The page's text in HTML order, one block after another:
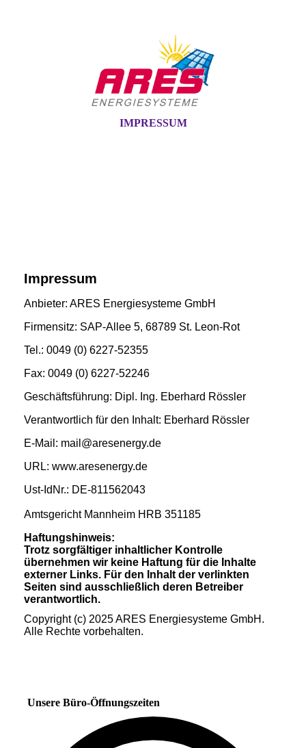
IMPRESSUM
Impressum
Anbieter: ARES Energiesysteme GmbH
Firmensitz: SAP-Allee 5, 68789 St. Leon-Rot
Tel.: 0049 (0) 6227-52355
Fax: 0049 (0) 6227-52246
Geschäftsführung: Dipl. Ing. Eberhard Rössler
Verantwortlich für den Inhalt: Eberhard Rössler
E-Mail: mail@aresenergy.de
URL: www.aresenergy.de
Ust-IdNr.: DE-811562043
Amtsgericht Mannheim HRB 351185
Haftungshinweis:
Trotz sorgfältiger inhaltlicher Kontrolle
übernehmen wir keine Haftung für die Inhalte
externer Links. Für den Inhalt der verlinkten
Seiten sind ausschließlich deren Betreiber
verantwortlich.
Copyright (c) 2025 ARES Energiesysteme GmbH.
Alle Rechte vorbehalten.
Unsere Büro-Öffnungszeiten